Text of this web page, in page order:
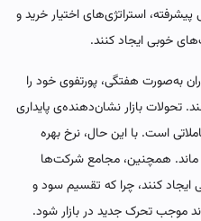
پیشرفته، استراتژی‌های اختیار خرید و
خوبی ایجاد کنند.
به‌صورت هفتگی، پورتفوی خود را
تحولات بازار نشان‌دهنده‌ی پایداری
است. با این حال، نرخ بهره
ماند. همچنین، مجامع شرکت‌ها
کنند، چرا که تقسیم سود و
موجب تحرک جدید در بازار شود.